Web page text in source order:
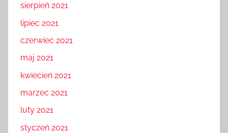
sierpień 2021
lipiec 2021
czerwiec 2021
maj 2021
kwiecień 2021
marzec 2021
luty 2021
styczeń 2021